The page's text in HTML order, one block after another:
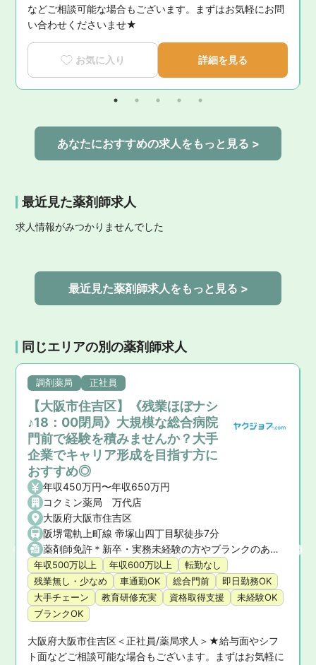
などご相談可能な場合もございます。まずはお気軽にお問
い合わせくださいませ★
お気に入り 詳細を見る
あなたにおすすめの求人をもっと見る >
最近見た薬剤師求人
求人情報がみつかりませんでした
最近見た薬剤師求人をもっと見る >
同じエリアの別の薬剤師求人
調剤薬局 正社員
【大阪市住吉区】《残業ほぼナシ
♪18：00閉局》大規模な総合病院
門前で経験を積みませんか？大手
企業でキャリア形成を目指す方に
おすすめ◎
年収450万円〜年収650万円
コクミン薬局 万代店
大阪府大阪市住吉区
阪堺電軌上町線 帝塚山四丁目駅徒歩7分
薬剤師免許＊新卒・実務未経験の方やブランクのある方もご相談ください。
年収500万以上 年収600万以上
転勤なし
残業無し・少なめ
車通勤OK 総合門前
即日勤務OK
大手チェーン
教育研修充実 資格取得支援
未経験OK
ブランクOK
大阪府大阪市住吉区＜正社員/薬局求人＞★給与面やシフ
ト面などご相談可能な場合もございます。まずはお気軽に